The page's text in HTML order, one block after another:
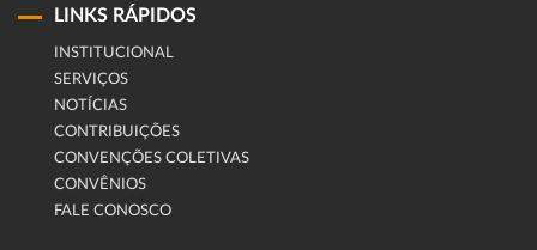
LINKS RÁPIDOS
INSTITUCIONAL
SERVIÇOS
NOTÍCIAS
CONTRIBUIÇÕES
CONVENÇÕES COLETIVAS
CONVÊNIOS
FALE CONOSCO